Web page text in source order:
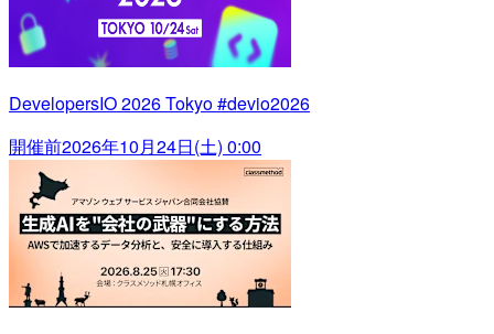
DevelopersIO 2026 Tokyo #devio2026
開催前2026年10月24日(土) 0:00